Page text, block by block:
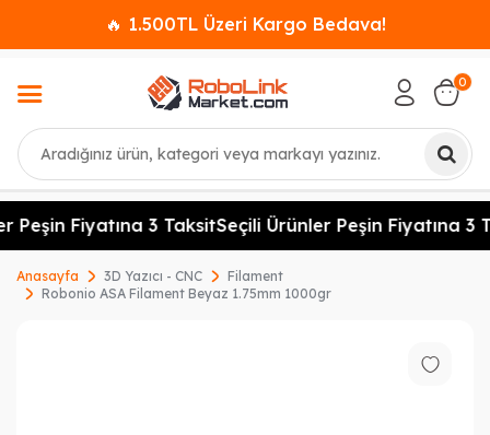
🔥 1.500TL Üzeri Kargo Bedava!
Ara
0
Peşin Fiyatına 3 TaksitSeçili Ürünler Peşin Fiyatına 3
Anasayfa 3D Yazıcı - CNC
Filament
Robonio ASA Filament Beyaz 1.75mm 1000gr